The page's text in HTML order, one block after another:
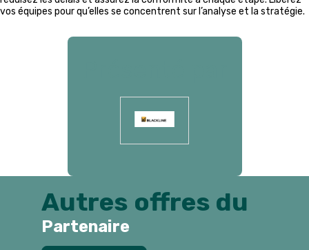
vos équipes pour qu’elles se concentrent sur l’analyse et la stratégie.
Autres offres du
Partenaire